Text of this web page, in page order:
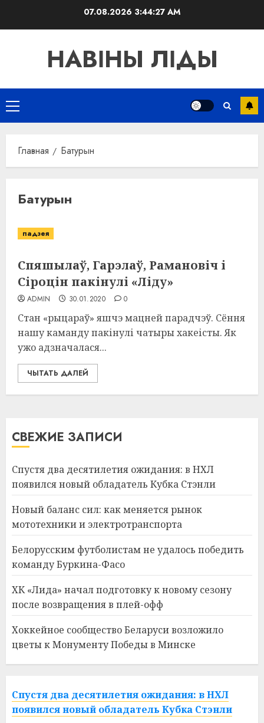
07.08.2026 3:44:27 AM
НАВІНЫ ЛІДЫ
Основное
меню
Главная Батурын
Батурын
падзея
Спяшылаў, Гарэлаў, Рамановіч і
Сіроцін пакінулі «Ліду»
ADMIN 30.01.2020 0
Стан «рыцараў» яшчэ мацней парадчэў. Сёння
нашу каманду пакінулі чатыры хакеісты. Як
ужо адзначалася...
ЧЫТАТЬ ДАЛЕЙ
СВЕЖИЕ ЗАПИСИ
Спустя два десятилетия ожидания: в НХЛ
появился новый обладатель Кубка Стэнли
Новый баланс сил: как меняется рынок
мототехники и электротранспорта
Белорусским футболистам не удалось победить
команду Буркина-Фасо
ХК «Лида» начал подготовку к новому сезону
после возвращения в плей-офф
Хоккейное сообщество Беларуси возложило
цветы к Монументу Победы в Минске
Спустя два десятилетия ожидания: в НХЛ
появился новый обладатель Кубка Стэнли